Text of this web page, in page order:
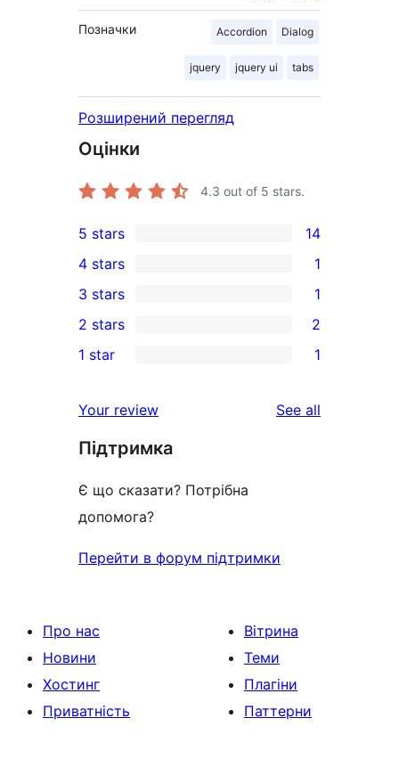
Позначки Accordion Dialog
jquery jquery ui tabs
Розширений перегляд
Оцінки
4.3 out of 5 stars.
14
5-
star
reviews
5 stars 14
4-
star
review
4 stars 1
1
3-
star
3 stars 1
2-
reviews
2 stars 2
star
review
1 star 1
Your review See all
Підтримка
Є що сказати? Потрібна
допомога?
Перейти в форум підтримки
Про нас
Новини
Хостинг
Приватність
Вітрина
Теми
Плагіни
Паттерни